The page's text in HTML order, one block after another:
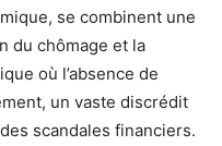
se combinent une
du chômage et la
où l’absence de
un vaste discrédit
scandales financiers.